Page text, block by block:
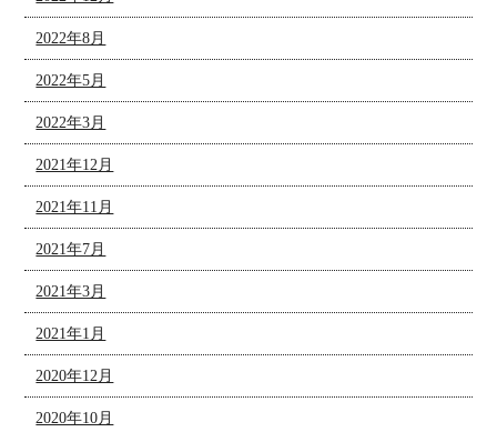
2022年8月
2022年5月
2022年3月
2021年12月
2021年11月
2021年7月
2021年3月
2021年1月
2020年12月
2020年10月